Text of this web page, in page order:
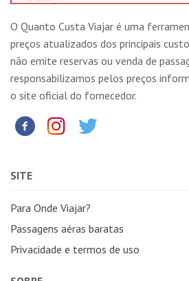
O Quanto Custa Viajar é uma
preços atualizados dos principais
não emite reservas ou venda de
responsabilizamos pelos preços
o site oficial do fornecedor.
SITE
Para Onde Viajar?
Passagens aéras baratas
Privacidade e termos de uso